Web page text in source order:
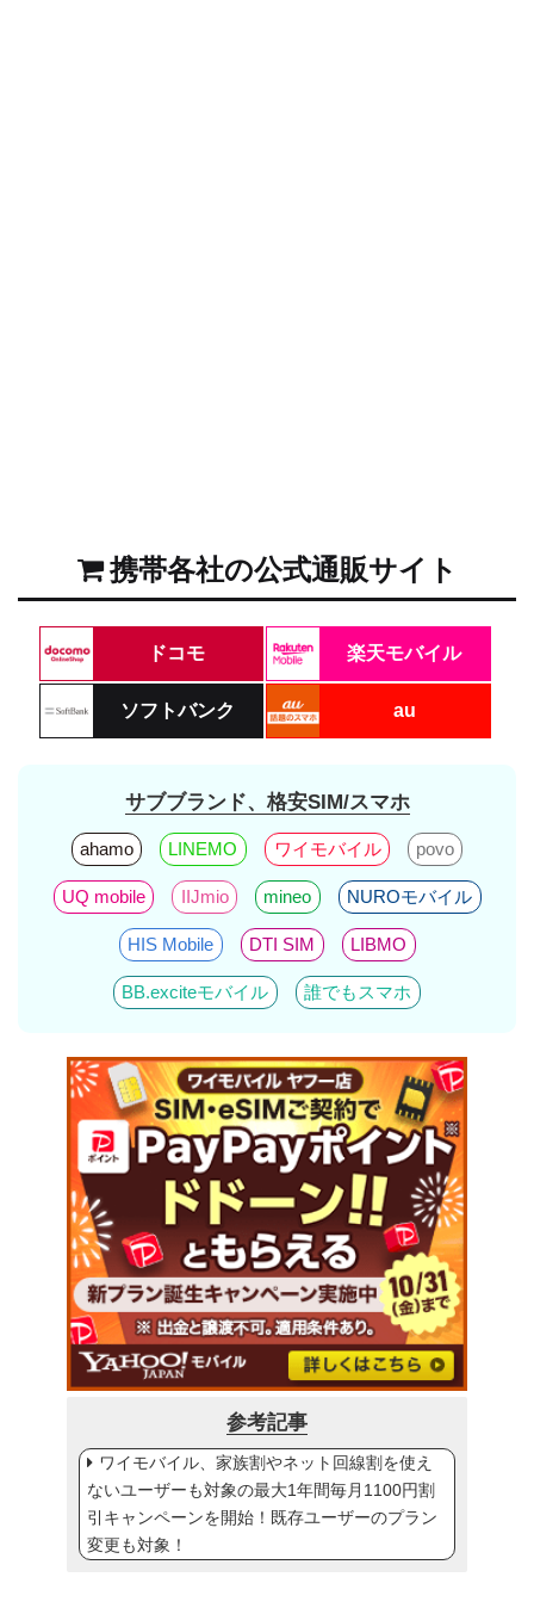
携帯各社の公式通販サイト
ドコモ 楽天モバイル
ソフトバンク au
サブブランド、格安SIM/スマホ
ahamo LINEMO ワイモバイル povo
UQ mobile IIJmio mineo NUROモバイル
HIS Mobile DTI SIM LIBMO
BB.exciteモバイル 誰でもスマホ
参考記事
ワイモバイル、家族割やネット回線割を使え
ないユーザーも対象の最大1年間毎月1100円割
引キャンペーンを開始！既存ユーザーのプラン
変更も対象！